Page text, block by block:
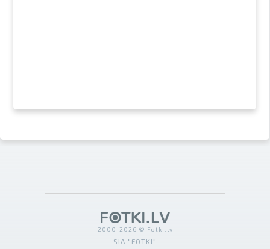
2000-2026 © Fotki.lv
SIA "FOTKI"